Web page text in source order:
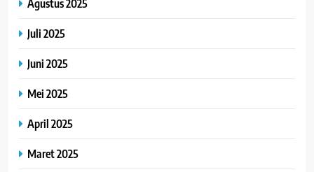
Agustus 2025
Juli 2025
Juni 2025
Mei 2025
April 2025
Maret 2025